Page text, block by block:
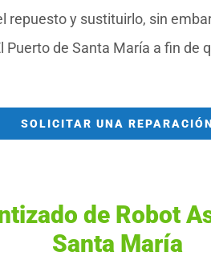
repuesto y sustituirlo, sin
de Santa María a fin de
SOLICITAR UNA REPARACIÓN
de Robot
Santa María